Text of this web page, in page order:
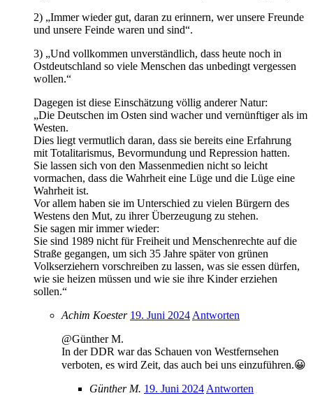
2) „Immer wieder gut, daran zu erinnern, wer unsere Freunde
und unsere Feinde waren und sind“.
3) „Und vollkommen unverständlich, dass heute noch in
Ostdeutschland so viele Menschen das unbedingt vergessen
wollen.“
Dagegen ist diese Einschätzung völlig anderer Natur:
„Die Deutschen im Osten sind wacher und vernünftiger als im
Westen.
Dies liegt vermutlich daran, dass sie bereits eine Erfahrung
mit Totalitarismus, Bevormundung und Repression hatten.
Sie lassen sich von den Massenmedien nicht so leicht
vormachen, dass die Wahrheit eine Lüge und die Lüge eine
Wahrheit ist.
Vor allem haben sie im Unterschied zu vielen Bürgern des
Westens den Mut, zu ihrer Überzeugung zu stehen.
Sie sagen mir immer wieder:
Sie sind 1989 nicht für Freiheit und Menschenrechte auf die
Straße gegangen, um sich 35 Jahre später von grünen
Volkserziehern vorschreiben zu lassen, was sie essen dürfen,
wie sie heizen müssen und wie sie ihre Kinder erziehen
sollen.“
Achim Koester 19. Juni 2024 Antworten
@Günther M.
In der DDR war das Schauen von Westfernsehen
verboten, es wird Zeit, das auch bei uns einzuführen.😀
Günther M. 19. Juni 2024 Antworten